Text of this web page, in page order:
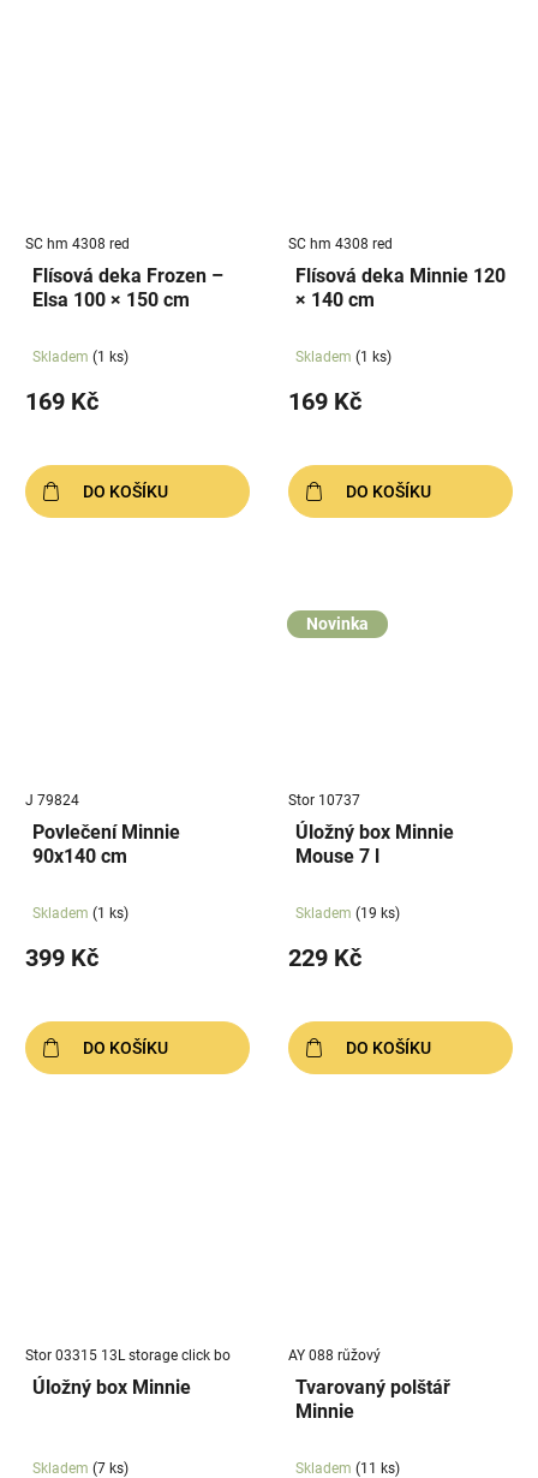
SC hm 4308 red
Flísová deka Frozen –
Elsa 100 × 150 cm
Skladem (1 ks)
169 Kč
DO KOŠÍKU
SC hm 4308 red
Flísová deka Minnie 120
× 140 cm
Skladem (1 ks)
169 Kč
DO KOŠÍKU
J 79824
Povlečení Minnie
90x140 cm
Skladem (1 ks)
399 Kč
DO KOŠÍKU
Novinka
Stor 10737
Úložný box Minnie
Mouse 7 l
Skladem (19 ks)
229 Kč
DO KOŠÍKU
Stor 03315 13L storage click bo
Úložný box Minnie
Skladem (7 ks)
AY 088 růžový
Tvarovaný polštář
Minnie
Skladem (11 ks)